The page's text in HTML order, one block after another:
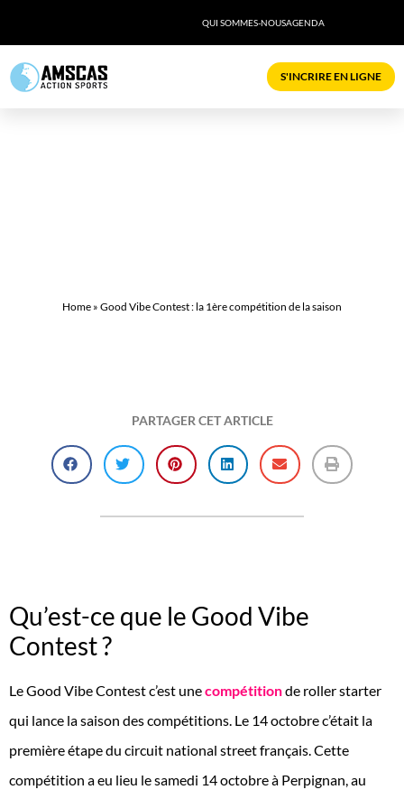
QUI SOMMES-NOUSAGENDA
S'INCRIRE EN LIGNE
Home » Good Vibe Contest : la 1ère compétition de la saison
PARTAGER CET ARTICLE
Qu’est-ce que le Good Vibe
Contest ?
Le Good Vibe Contest c’est unecompétitionde roller starter
qui lance la saison des compétitions. Le 14 octobre c’était la
première étape du circuit national street français. Cette
compétition a eu lieu le samedi 14 octobre à Perpignan, au